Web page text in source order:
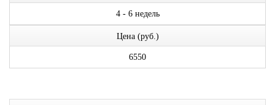
4 - 6 недель
Цена (руб.)
6550